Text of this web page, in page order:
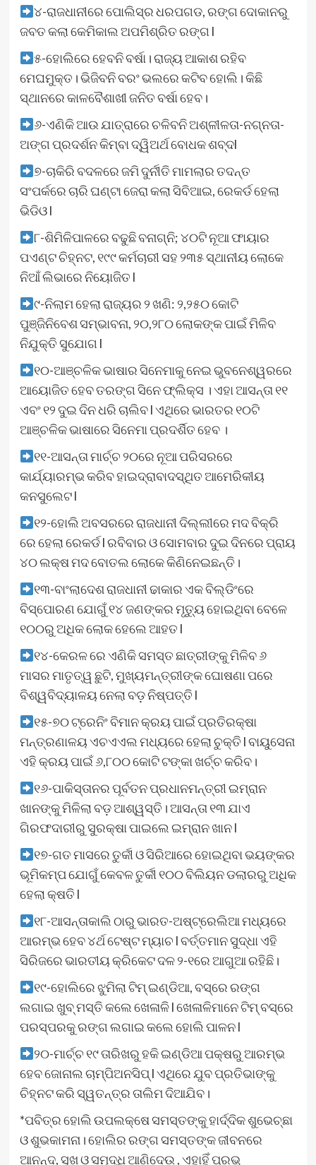
୪-ରାଜଧାନୀରେ ପୋଲିସ୍‌ର ଧରପଗଡ, ରଙ୍ଗ ଦୋକାନରୁ
ଜବତ କଲା କେମିକାଲ ଅପମିଶ୍ରିତ ରଙ୍ଗ l
୫-ହୋଲିରେ ହେବନି ବର୍ଷା। ରାଜ୍ୟ ଆକାଶ ରହିବ
ମେଘମୁକ୍ତ। ଭିଜିବନି ବରଂ ଭଲରେ କଟିବ ହୋଲି। କିଛି
ସ୍ଥାନରେ କାଳବୈଶାଖୀ ଜନିତ ବର୍ଷା ହେବ।
୬-ଏଣିକି ଆଉ ଯାତ୍ରାରେ ଚଳିବନି ଅଶ୍ଳୀଳତା-ନଗ୍ନତା-
ଅଙ୍ଗ ପ୍ରଦର୍ଶନ କିମ୍ବା ଦ୍ୱିଅର୍ଥ ବୋଧକ ଶବ୍ଦl
୭-ଚାକିରି ବଦଳରେ ଜମି ଦୁର୍ନୀତି ମାମଲାର ତଦନ୍ତ
ସଂପର୍କରେ ଚାରି ଘଣ୍ଟା ଜେରା କଲା ସିବିଆଇ, ରେକର୍ଡ ହେଲା
ଭିଡିଓ l
୮-ଶିମିଳିପାଳରେ ବଢୁଛି ବନାଗ୍ନି; ୪୦ଟି ନୂଆ ଫାୟାର
ପଏଣ୍ଟ ଚିହ୍ନଟ, ୧୯୯ କର୍ମଚାରୀ ସହ ୨୩୫ ସ୍ଥାନୀୟ ଲୋକେ
ନିଆଁ ଲିଭାରେ ନିୟୋଜିତ l
୯-ନିଲାମ ହେଲା ରାଜ୍ୟର ୨ ଖଣି: ୨,୨୫୦ କୋଟି
ପୁଞ୍ଜିନିବେଶ ସମ୍ଭାବନା, ୨୦,୨୮୦ ଲୋକଙ୍କ ପାଇଁ ମିଳିବ
ନିଯୁକ୍ତି ସୁଯୋଗ l
୧୦-ଆଞ୍ଚଳିକ ଭାଷାର ସିନେମାକୁ ନେଇ ଭୁବନେଶ୍ୱରରେ
ଆୟୋଜିତ ହେବ ତରଙ୍ଗ ସିନେ ଫ୍ଲିକ୍ସ । ଏହା ଆସନ୍ତା ୧୧
ଏବଂ ୧୨ ଦୁଇ ଦିନ ଧରି ଚାଲିବ l ଏଥିରେ ଭାରତର ୧୦ଟି
ଆଞ୍ଚଳିକ ଭାଷାରେ ସିନେମା ପ୍ରଦର୍ଶିତ ହେବ ।
୧୧-ଆସନ୍ତା ମାର୍ଚ୍ଚ ୨୦ରେ ନୂଆ ପରିସରରେ
କାର୍ଯ୍ୟାରମ୍ଭ କରିବ ହାଇଦ୍ରାବାଦସ୍ଥିତ ଆମେରିକୀୟ
କନସୁଲେଟ l
୧୨-ହୋଲି ଅବସରରେ ରାଜଧାନୀ ଦିଲ୍ଲୀରେ ମଦ ବିକ୍ରି
ରେ ହେଲା ରେକର୍ଡ l ରବିବାର ଓ ସୋମବାର ଦୁଇ ଦିନରେ ପ୍ରାୟ
୪୦ ଲକ୍ଷ ମଦ ବୋତଲ ଲୋକେ କିଣିନେଇଛନ୍ତି।
୧୩-ବାଂଲାଦେଶ ରାଜଧାନୀ ଢାକାର ଏକ ବିଲ୍ଡିଂରେ
ବିସ୍ପୋରଣ ଯୋଗୁଁ ୧୪ ଜଣଙ୍କର ମୃତ୍ୟୁ ହୋଇଥିବା ବେଳେ
୧୦୦ରୁ ଅଧିକ ଲୋକ ହେଲେ ଆହତ l
୧୪-କେରଳ ରେ ଏଣିକି ସମସ୍ତ ଛାତ୍ରୀଙ୍କୁ ମିଳିବ ୬
ମାସର ମାତୃତ୍ୱ ଛୁଟି, ମୁଖ୍ୟମନ୍ତ୍ରୀଙ୍କ ଘୋଷଣା ପରେ
ବିଶ୍ୱବିଦ୍ୟାଳୟ ନେଲା ବଡ଼ ନିଷ୍ପତ୍ତି l
୧୫-୭୦ ଟ୍ରେନିଂ ବିମାନ କ୍ରୟ ପାଇଁ ପ୍ରତିରକ୍ଷା
ମନ୍ତ୍ରଣାଳୟ ଏଚଏଏଲ ମଧ୍ୟରେ ହେଲା ଚୁକ୍ତି l ବାୟୁସେନା
ଏହି କ୍ରୟ ପାଇଁ ୬,୮୦୦ କୋଟି ଟଙ୍କା ଖର୍ଚ୍ଚ କରିବ।
୧୬-ପାକିସ୍ତାନର ପୂର୍ବତନ ପ୍ରଧାନମନ୍ତ୍ରୀ ଇମ୍ରାନ
ଖାନଙ୍କୁ ମିଳିଲା ବଡ଼ ଆଶ୍ୱସ୍ତି। ଆସନ୍ତା ୧୩ ଯାଏ
ଗିର‍ଫଦାରୀରୁ ସୁରକ୍ଷା ପାଇଲେ ଇମ୍ରାନ ଖାନ l
୧୭-ଗତ ମାସରେ ତୁର୍କୀ ଓ ସିରିଆରେ ହୋଇଥିବା ଭୟଙ୍କର
ଭୂମିକମ୍ପ ଯୋଗୁଁ କେବଳ ତୁର୍କୀ ୧୦୦ ବିଲିୟନ ଡଲାରରୁ ଅଧିକ
ହେଲା କ୍ଷତି l
୧୮-ଆସନ୍ତାକାଲି ଠାରୁ ଭାରତ-ଅଷ୍ଟ୍ରେଲିଆ ମଧ୍ୟରେ
ଆରମ୍ଭ ହେବ ୪ର୍ଥ ଟେଷ୍ଟ ମ୍ୟାଚ l ବର୍ତ୍ତମାନ ସୁଦ୍ଧା ଏହି
ସିରିଜରେ ଭାରତୀୟ କ୍ରିକେଟ ଦଳ ୨-୧ରେ ଆଗୁଆ ରହିଛି।
୧୯-ହୋଲିରେ ଝୁମିଲା ଟିମ୍ ଇଣ୍ଡିଆ, ବସ୍‌ରେ ରଙ୍ଗ
ଲଗାଇ ଖୁବ୍ ମସ୍ତି କଲେ ଖେଳାଳି l ଖେଳାଳିମାନେ ଟିମ୍ ବସ୍‌ରେ
ପରସ୍ପରକୁ ରଙ୍ଗ ଲଗାଇ କଲେ ହୋଲି ପାଳନ l
୨୦-ମାର୍ଚ୍ଚ ୧୯ ତାରିଖରୁ ହକି ଇଣ୍ଡିଆ ପକ୍ଷରୁ ଆରମ୍ଭ
ହେବ ଜୋନାଲ ଚାମ୍ପିଅନସିପ୍ l ଏଥିରେ ଯୁବ ପ୍ରତିଭାଙ୍କୁ
ଚିହ୍ନଟ କରି ସ୍ୱତନ୍ତ୍ର ତାଲିମ ଦିଆଯିବ।
*ପବିତ୍ର ହୋଲି ଉପଲକ୍ଷେ ସମସ୍ତଙ୍କୁ ହାର୍ଦ୍ଦିକ ଶୁଭେଚ୍ଛା
ଓ ଶୁଭକାମନା। ହୋଲିର ରଙ୍ଗ ସମସ୍ତଙ୍କ ଜୀବନରେ
ଆନନ୍ଦ, ସୁଖ ଓ ସମୃଦ୍ଧି ଆଣିଦେଉ , ଏହାହିଁ ପ୍ରଭୁ